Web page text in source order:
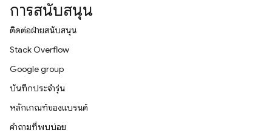
การสนับสนุน
ติดต่อฝ่ายสนับสนุน
Stack Overflow
Google group
บันทึกประจำรุ่น
หลักเกณฑ์ของแบรนด์
คำถามที่พบบ่อย